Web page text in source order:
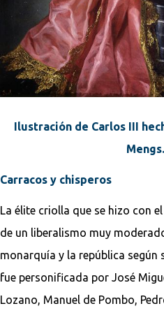
Ilustración de Carlos III
Mengs.
Carracos y chisperos
La élite criolla que se hizo con
de un liberalismo muy
monarquía y la república según
fue personificada por José
Lozano, Manuel de Pombo,